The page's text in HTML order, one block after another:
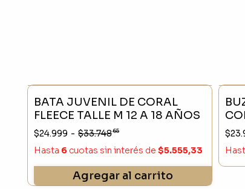
BATA JUVENIL DE CORAL
FLEECE TALLE M 12 A 18 AÑOS
$24.999 - $33.74865
Hasta 6 cuotas sin interés de $5.555,33
Agregar al carrito
SIN